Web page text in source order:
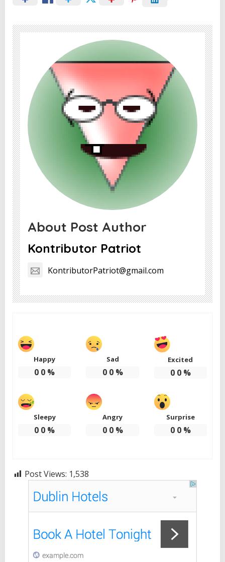
About Post Author
Kontributor Patriot
KontributorPatriot@gmail.com
Happy
0 0 %
Sad
0 0%
Excited
0 0%
Sleepy
0 0 %
Angry
0 0%
Surprise
0 0%
Post Views: 1,538